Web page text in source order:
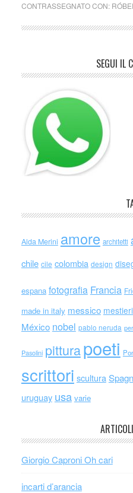
CONTRASSEGNATO CON:
SEGUI IL
Alda Merini amore architetti
chile cile colombia design
espana fotografia Francia
made in italy messico
México nobel pablo neruda
Pasolini pitturapoeti
scrittori scultura
uruguay usa varie
Giorgio Caproni Oh cari
incarti d’arancia